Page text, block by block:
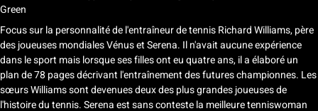
Green
Focus sur la personnalité de l'entraîneur de tennis Richard Williams, père
des joueuses mondiales Vénus et Serena. Il n'avait aucune expérience
dans le sport mais lorsque ses filles ont eu quatre ans, il a élaboré un
plan de 78 pages décrivant l'entraînement des futures championnes. Les
sœurs Williams sont devenues deux des plus grandes joueuses de
l'histoire du tennis. Serena est sans conteste la meilleure tenniswoman